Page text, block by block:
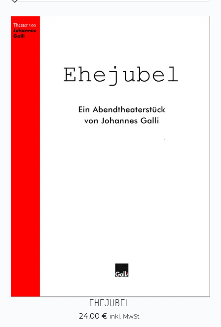
EHEJUBEL
24,00 € inkl. MwSt